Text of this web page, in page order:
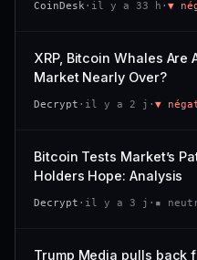
−0,1 %
−0,1 %
CONFIANCE
477 M$
+0,6 %
−94,7 %
CONFIANCE
CoinDesk · il y a 33 h · ▼
XRP, Bitcoin Whales
Market Nearly Over?
Decrypt · il y a 2 j · ▼
Bitcoin Tests Market’s
Holders Hope: Analysis
Decrypt · il y a 3 j · ▪
Trump Media pulls back